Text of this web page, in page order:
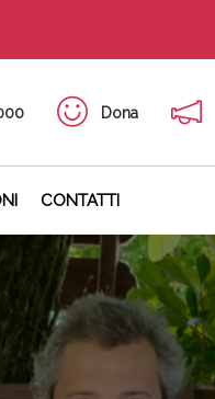
Dona
CONTATTI